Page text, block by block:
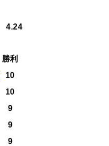
4.24
勝利
10
10
9
9
9